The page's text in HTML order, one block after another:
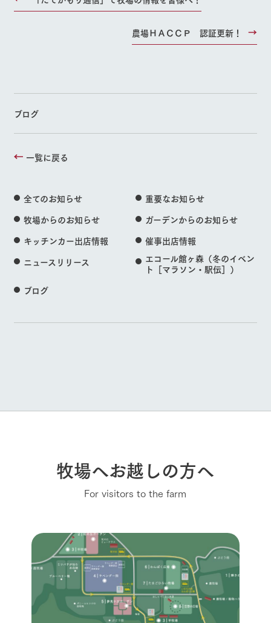
農場ＨＡＣＣＰ 認証更新！
ブログ
一覧に戻る
全てのお知らせ
重要なお知らせ
牧場からのお知らせ
ガーデンからのお知らせ
キッチンカー出店情報
催事出店情報
ニュースリリース
エコール館ヶ森（冬のイベン
ト［マラソン・駅伝］）
ブログ
牧場へお越しの方へ
For visitors to the farm